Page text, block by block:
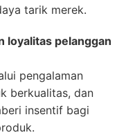
tarik merek.
loyalitas pelanggan
pengalaman
berkualitas, dan
insentif bagi